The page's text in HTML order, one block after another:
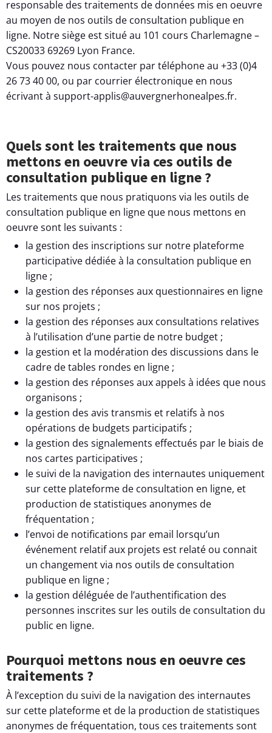
responsable des traitements de données mis en oeuvre
au moyen de nos outils de consultation publique en
ligne. Notre siège est situé au 101 cours Charlemagne –
CS20033 69269 Lyon France.
Vous pouvez nous contacter par téléphone au +33 (0)4
26 73 40 00, ou par courrier électronique en nous
écrivant à support-applis@auvergnerhonealpes.fr.
Quels sont les traitements que nous
mettons en oeuvre via ces outils de
consultation publique en ligne ?
Les traitements que nous pratiquons via les outils de
consultation publique en ligne que nous mettons en
oeuvre sont les suivants :
la gestion des inscriptions sur notre plateforme
participative dédiée à la consultation publique en
ligne ;
la gestion des réponses aux questionnaires en ligne
sur nos projets ;
la gestion des réponses aux consultations relatives
à l’utilisation d’une partie de notre budget ;
la gestion et la modération des discussions dans le
cadre de tables rondes en ligne ;
la gestion des réponses aux appels à idées que nous
organisons ;
la gestion des avis transmis et relatifs à nos
opérations de budgets participatifs ;
la gestion des signalements effectués par le biais de
nos cartes participatives ;
le suivi de la navigation des internautes uniquement
sur cette plateforme de consultation en ligne, et
production de statistiques anonymes de
fréquentation ;
l’envoi de notifications par email lorsqu’un
événement relatif aux projets est relaté ou connait
un changement via nos outils de consultation
publique en ligne ;
la gestion déléguée de l’authentification des
personnes inscrites sur les outils de consultation du
public en ligne.
Pourquoi mettons nous en oeuvre ces
traitements ?
À l’exception du suivi de la navigation des internautes
sur cette plateforme et de la production de statistiques
anonymes de fréquentation, tous ces traitements sont